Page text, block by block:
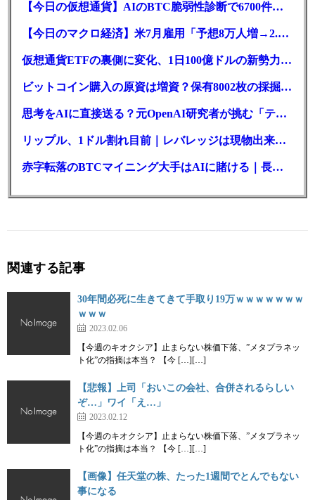
【今日の仮想通貨】AIのBTC脆弱性診断で6700件の指摘。赤字マイニング企業はAIに賭ける
【今日のマクロ経済】米7月雇用「予想8万人増→2.3万人減」で利上げ観測後退
仮想通貨ETFの裏側に変化、1日100億ドルの新勢力がSEC登録
ビットコイン購入の原資は増資？保有8002枚の採掘企業の実態とは
思考をAIに直接送る？元OpenAI研究者が挑む「テレパシー」開発とは
リップル、1ドル割れ目前｜レバレッジは現物出来高の6倍超
赤字転落のBTCマイニング大手はAIに賭ける｜長期負債17.8億ドル
関連する記事
30年間必死に生きてきて手取り19万ｗｗｗｗｗｗｗ
ｗｗｗ
2023.02.06
【今週のキオクシア】止まらない株価下落、”メタプラネッ
ト化”の指摘は本当？ 【今 […][…]
【悲報】上司「おいこの会社、合併されるらしい
ぞ…」ワイ「え…」
2023.02.12
【今週のキオクシア】止まらない株価下落、”メタプラネッ
ト化”の指摘は本当？ 【今 […][…]
【画像】任天堂の株、たった1週間でとんでもない
事になる